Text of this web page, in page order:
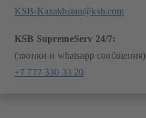
KSB-Kazakhstan@ksb.com
KSB SupremeServ 24/7:
(звонки и whatsapp сообщения)
+7 777 330 33 20